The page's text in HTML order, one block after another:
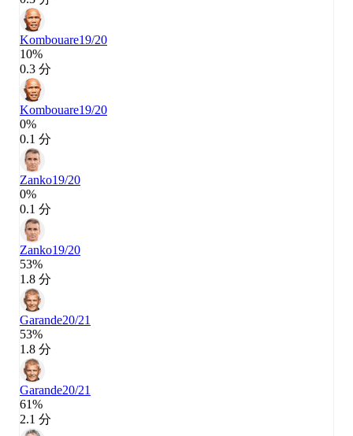
Kombouare19/20
10%
0.3 分
Kombouare19/20
0%
0.1 分
Zanko19/20
0%
0.1 分
Zanko19/20
53%
1.8 分
Garande20/21
53%
1.8 分
Garande20/21
61%
2.1 分